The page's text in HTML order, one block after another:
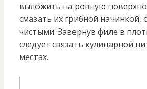
выложить на ровную
смазать их грибной начинкой,
чистыми. Завернув филе в
следует связать кулинарной
местах.